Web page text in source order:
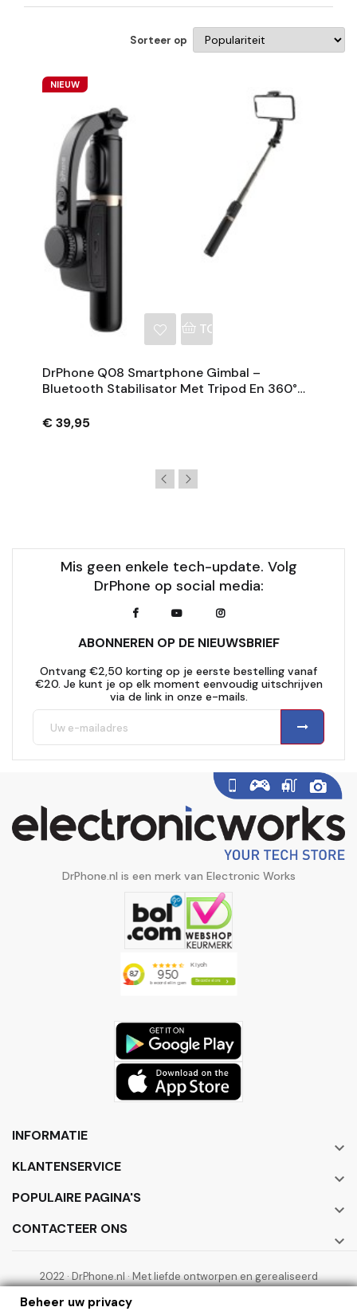
Sorteer op
NIEUW
TOEVOEGEN AAN
DrPhone Q08 Smartphone Gimbal –
Bluetooth Stabilisator Met Tripod En 360°
€ 39,95
Mis geen enkele tech-update. Volg
DrPhone op social media:
ABONNEREN OP DE NIEUWSBRIEF
Ontvang €2,50 korting op je eerste bestelling vanaf
€20. Je kunt je op elk moment eenvoudig uitschrijven
via de link in onze e-mails.
DrPhone.nl is een merk van Electronic Works
INFORMATIE

KLANTENSERVICE

POPULAIRE PAGINA'S

CONTACTEER ONS

2022 · DrPhone.nl · Met liefde ontworpen en gerealiseerd
Beheer uw privacy